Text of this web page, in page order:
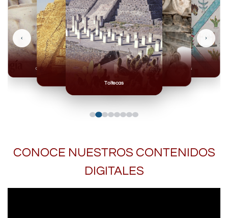
Toltecas
Mexicas
Olmecas
‹ ›
CONOCE NUESTROS CONTENIDOS
DIGITALES